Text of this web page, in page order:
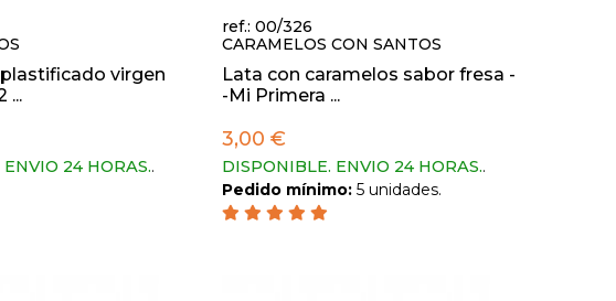
virgen
...
24 HORAS..
ref.: 00/326
CARAMELOS CON SANTOS
Lata con caramelos sabor fresa -
-Mi Primera ...
3,00 €
DISPONIBLE. ENVIO 24 HORAS..
Pedido mínimo:5 unidades.